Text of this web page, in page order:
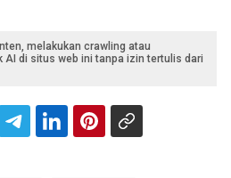
melakukan crawling atau
di situs web ini tanpa izin tertulis dari